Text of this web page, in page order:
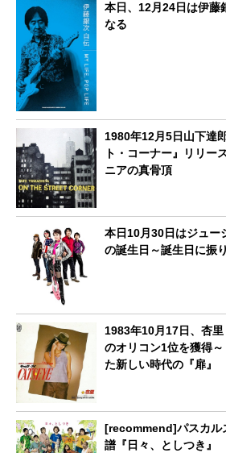
本日、12月24日は伊藤
なる
1980年12月5日山下達
ト・コーナー』リリー
ニアの真骨頂
本日10月30日はジュー
の誕生日～誕生日に振
1983年10月17日、杏里
のオリコン1位を獲得
た新しい時代の『扉』
[recommend]パスカル
譜『日々、としつき』